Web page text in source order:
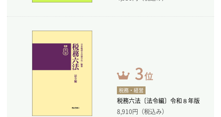
税務・経営
税務六法〔法令編〕令和８年版
8,910円（税込み）